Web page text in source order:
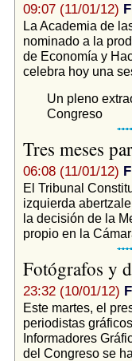
09:07 (11/01/12)
La Academia de
nominado a la
de Economía y
celebra hoy una
Un pleno
Congreso
Tres meses
06:08 (11/01/12)
El Tribunal
izquierda
la decisión de la
propio en la
Fotógrafos y
23:32 (10/01/12)
Este martes, el
periodistas
Informadores
del Congreso se